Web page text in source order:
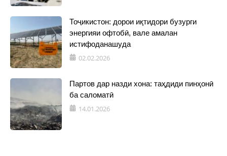
Тоҷикистон: дорои иқтидори бузурги
энергияи офтобӣ, вале амалан
истифоданашуда
02.02.2026
Партов дар назди хона: таҳдиди пинҳонӣ
ба саломатӣ
14.01.2026